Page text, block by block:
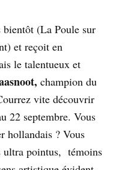
(La Poule sur
et reçoit en
le talentueux et
champion du
vite découvrir
22 septembre. Vous
hollandais ? Vous
ultra pointus, témoins